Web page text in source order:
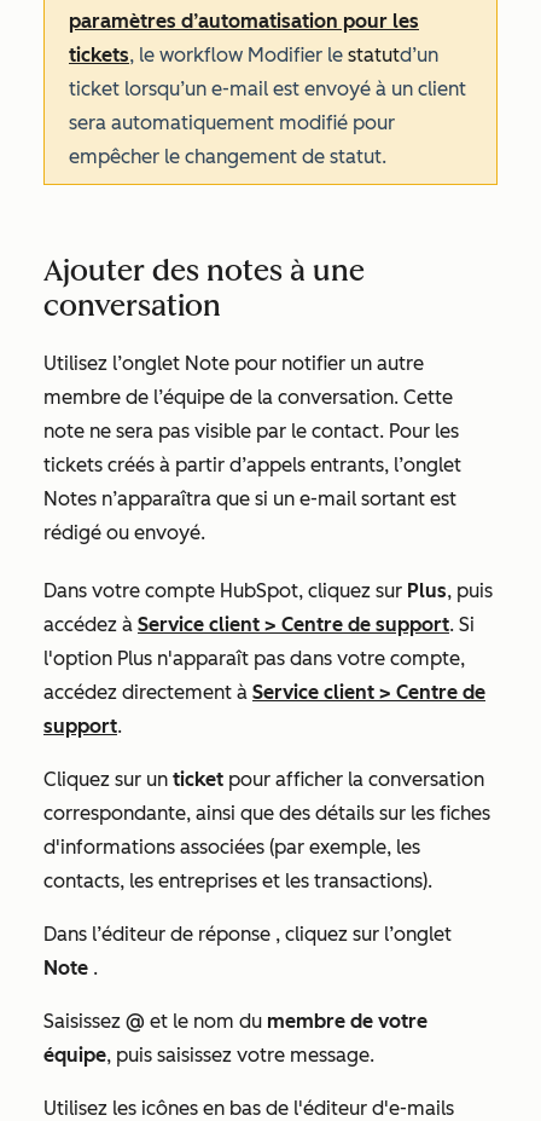
paramètres d’automatisation pour les
tickets, le workflow Modifier le statutd’un
ticket lorsqu’un e-mail est envoyé à un client
sera automatiquement modifié pour
empêcher le changement de statut.
Ajouter des notes à une
conversation
Utilisez l’onglet Note pour notifier un autre
membre de l’équipe de la conversation. Cette
note ne sera pas visible par le contact. Pour les
tickets créés à partir d’appels entrants, l’onglet
Notes n’apparaîtra que si un e-mail sortant est
rédigé ou envoyé.
Dans votre compte HubSpot, cliquez sur Plus, puis
accédez à Service client > Centre de support. Si
l'option Plus n'apparaît pas dans votre compte,
accédez directement à Service client > Centre de
support.
Cliquez sur un ticket pour afficher la conversation
correspondante, ainsi que des détails sur les fiches
d'informations associées (par exemple, les
contacts, les entreprises et les transactions).
Dans l’éditeur de réponse , cliquez sur l’onglet
Note .
Saisissez @ et le nom du membre de votre
équipe, puis saisissez votre message.
Utilisez les icônes en bas de l'éditeur d'e-mails